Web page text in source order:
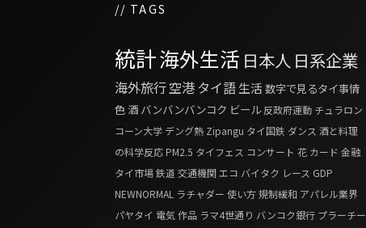
// TAGS
統計海外生活 日本人 日系企業
海外旅行空港タイ語生活 数字で見るタイ事情
色 酒 バンバンバンコク ビール 反政府運動 チュラロン
コーン大学 デング熱 Zipangu タイ国鉄 ダンス 酒と料理
の科学反応PM2.5 タイフェス コンサート 花 カード 金融
タイ市場鉄道 交通機関 エコ バイタク レース GDP
NEWNORMAL ラチャダー 使い方規制緩和 アパレル業界
パヤタイ 電気作品 ラマ4世通り バンコク銀行 プラーチー